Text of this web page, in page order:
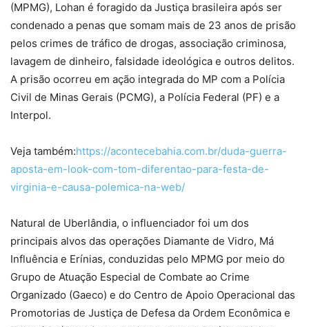
(MPMG), Lohan é foragido da Justiça brasileira após ser
condenado a penas que somam mais de 23 anos de prisão
pelos crimes de tráfico de drogas, associação criminosa,
lavagem de dinheiro, falsidade ideológica e outros delitos.
A prisão ocorreu em ação integrada do MP com a Polícia
Civil de Minas Gerais (PCMG), a Polícia Federal (PF) e a
Interpol.
Veja também:https://acontecebahia.com.br/duda-guerra-
aposta-em-look-com-tom-diferentao-para-festa-de-
virginia-e-causa-polemica-na-web/
Natural de Uberlândia, o influenciador foi um dos
principais alvos das operações Diamante de Vidro, Má
Influência e Erínias, conduzidas pelo MPMG por meio do
Grupo de Atuação Especial de Combate ao Crime
Organizado (Gaeco) e do Centro de Apoio Operacional das
Promotorias de Justiça de Defesa da Ordem Econômica e